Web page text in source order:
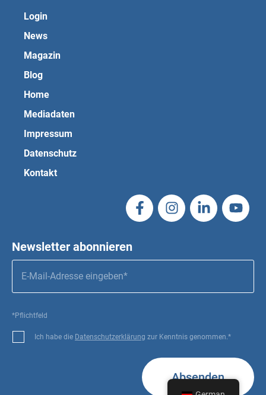
Login
News
Magazin
Blog
Home
Mediadaten
Impressum
Datenschutz
Kontakt
Newsletter abonnieren
*Pflichtfeld
Ich habe die Datenschutzerklärung zur Kenntnis genommen.*
Absenden